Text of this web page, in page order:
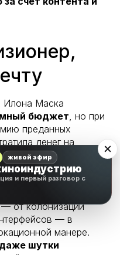
Илона Маска
бюджет , но при
преданных
денег на
признавался,
этого он делает
видение,
регулярно
— от колонизации
— в
манере.
шутки
живой эфир
и первый разговор с